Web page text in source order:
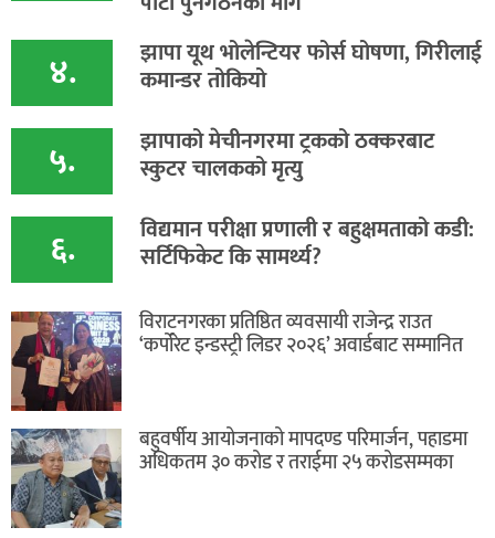
४. झापा यूथ भोलेन्टियर फोर्स घोषणा, गिरीलाई
कमान्डर तोकियो
५. ​झापाको मेचीनगरमा ट्रकको ठक्करबाट
स्कुटर चालकको मृत्यु
६. विद्यमान परीक्षा प्रणाली र बहुक्षमताको कडी:
सर्टिफिकेट कि सामर्थ्य?
विराटनगरका प्रतिष्ठित व्यवसायी राजेन्द्र राउत
‘कर्पोरेट इन्डस्ट्री लिडर २०२६’ अवार्डबाट सम्मानित
बहुवर्षीय आयोजनाको मापदण्ड परिमार्जन, पहाडमा
अधिकतम ३० करोड र तराईमा २५ करोडसम्मका